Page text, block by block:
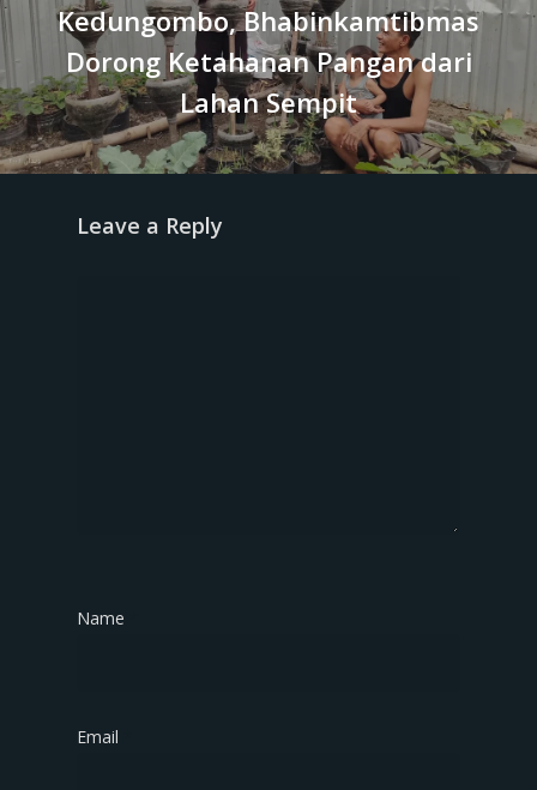
Kedungombo, Bhabinkamtibmas
Dorong Ketahanan Pangan dari
Lahan Sempit
Leave a Reply
Name
Email